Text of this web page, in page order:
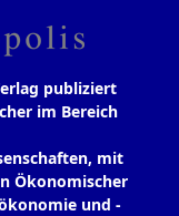
publiziert
im Bereich
mit
Ökonomischer
und -